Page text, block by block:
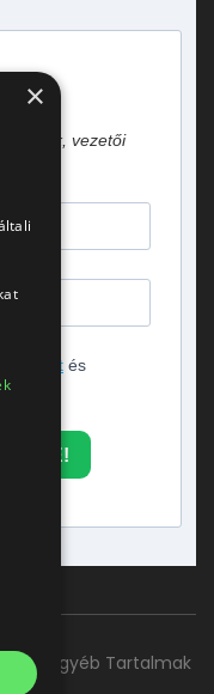
vezetői
és
Egyéb Tartalmak
×